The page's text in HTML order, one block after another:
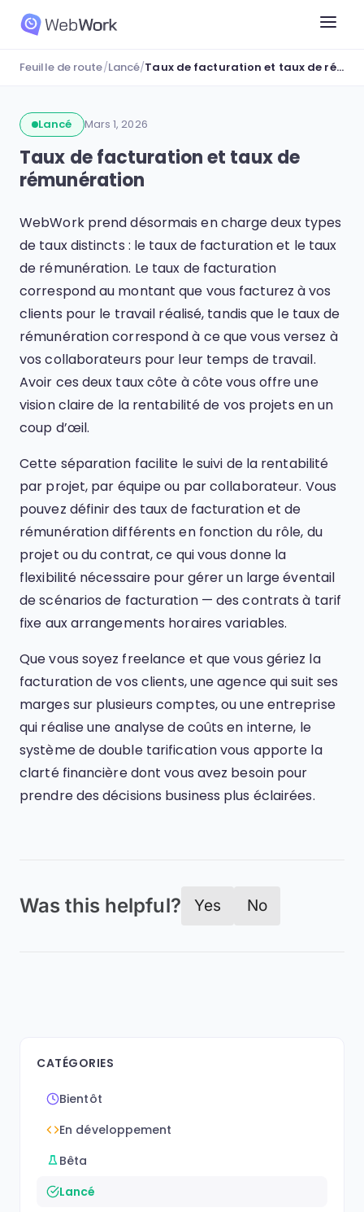
Feuille de route/Lancé/ Taux de facturation et taux de rémunération
Lancé Mars 1, 2026
Taux de facturation et taux de
rémunération
WebWork prend désormais en charge deux types
de taux distincts : le taux de facturation et le taux
de rémunération. Le taux de facturation
correspond au montant que vous facturez à vos
clients pour le travail réalisé, tandis que le taux de
rémunération correspond à ce que vous versez à
vos collaborateurs pour leur temps de travail.
Avoir ces deux taux côte à côte vous offre une
vision claire de la rentabilité de vos projets en un
coup d’œil.
Cette séparation facilite le suivi de la rentabilité
par projet, par équipe ou par collaborateur. Vous
pouvez définir des taux de facturation et de
rémunération différents en fonction du rôle, du
projet ou du contrat, ce qui vous donne la
flexibilité nécessaire pour gérer un large éventail
de scénarios de facturation — des contrats à tarif
fixe aux arrangements horaires variables.
Que vous soyez freelance et que vous gériez la
facturation de vos clients, une agence qui suit ses
marges sur plusieurs comptes, ou une entreprise
qui réalise une analyse de coûts en interne, le
système de double tarification vous apporte la
clarté financière dont vous avez besoin pour
prendre des décisions business plus éclairées.
Was this helpful? Yes No
CATÉGORIES
Bientôt
En développement
Bêta
Lancé